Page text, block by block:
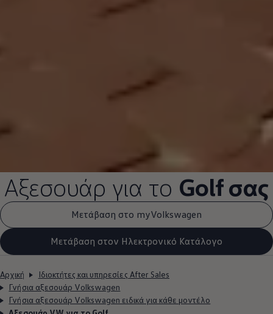
Αξεσουάρ για το Golf σας
Μετάβαση στο myVolkswagen
Μετάβαση στον Ηλεκτρονικό Κατάλογο
Αρχική
Ιδιοκτήτες και υπηρεσίες After Sales
Γνήσια αξεσουάρ Volkswagen
Γνήσια αξεσουάρ Volkswagen ειδικά για κάθε μοντέλο